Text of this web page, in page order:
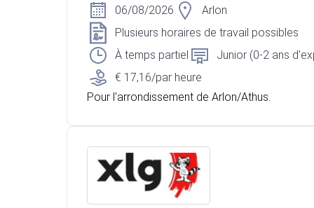
06/08/2026
Arlon
Plusieurs horaires de travail possibles
À temps partiel
Junior (0-2 ans
€ 17,16/par heure
Pour l'arrondissement de Arlon/Athus.